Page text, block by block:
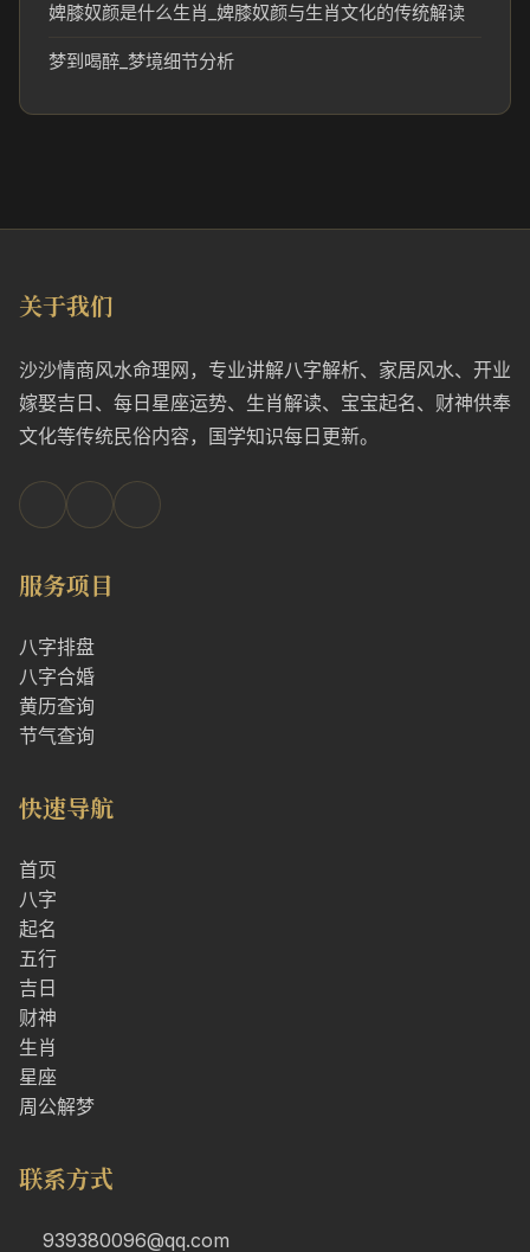
婢膝奴颜是什么生肖_婢膝奴颜与生肖文化的传统解读
梦到喝醉_梦境细节分析
关于我们
沙沙情商风水命理网，专业讲解八字解析、家居风水、开业
嫁娶吉日、每日星座运势、生肖解读、宝宝起名、财神供奉
文化等传统民俗内容，国学知识每日更新。
服务项目
八字排盘
八字合婚
黄历查询
节气查询
快速导航
首页
八字
起名
五行
吉日
财神
生肖
星座
周公解梦
联系方式
939380096@qq.com